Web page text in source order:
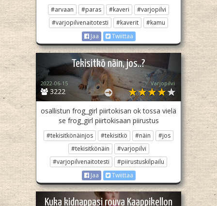
#arvaan #paras #kaveri
#varjopilvi
#varjopilvenaitotesti
#kaverit
#kamu
Jaa
Twiittaa
Tekisitkö näin, jos..?
3222
2022-06-15 Varjopilvi
osallistun frog_girl piirtokisan ok tossa vielä
se frog_girl piirtokisaan piirustus
#tekisitkönäinjos #tekisitkö #näin
#jos
#tekisitkönäin
#varjopilvi
#varjopilvenaitotesti
#piirustuskilpailu
Jaa
Twiittaa
Kuka kidnappasi rouva Kaappikellon